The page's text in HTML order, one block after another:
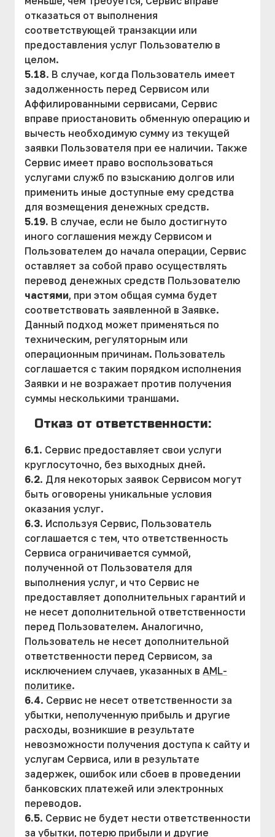
отказаться от выполнения
соответствующей транзакции или
предоставления услуг Пользователю в
целом.
5.18. В случае, когда Пользователь имеет
задолженность перед Сервисом или
Аффилированными сервисами, Сервис
вправе приостановить обменную операцию и
вычесть необходимую сумму из текущей
заявки Пользователя при ее наличии. Также
Сервис имеет право воспользоваться
услугами служб по взысканию долгов или
применить иные доступные ему средства
для возмещения денежных средств.
5.19. В случае, если не было достигнуто
иного соглашения между Сервисом и
Пользователем до начала операции, Сервис
оставляет за собой право осуществлять
перевод денежных средств Пользователю
частями, при этом общая сумма будет
соответствовать заявленной в Заявке.
Данный подход может применяться по
техническим, регуляторным или
операционным причинам. Пользователь
соглашается с таким порядком исполнения
Заявки и не возражает против получения
суммы несколькими траншами.
Отказ от ответственности:
6.1. Сервис предоставляет свои услуги
круглосуточно, без выходных дней.
6.2. Для некоторых заявок Сервисом могут
быть оговорены уникальные условия
оказания услуг.
6.3. Используя Сервис, Пользователь
соглашается с тем, что ответственность
Сервиса ограничивается суммой,
полученной от Пользователя для
выполнения услуг, и что Сервис не
предоставляет дополнительных гарантий и
не несет дополнительной ответственности
перед Пользователем. Аналогично,
Пользователь не несет дополнительной
ответственности перед Сервисом, за
исключением случаев, указанных в AML-
политике.
6.4. Сервис не несет ответственности за
убытки, неполученную прибыль и другие
расходы, возникшие в результате
невозможности получения доступа к сайту и
услугам Сервиса, или в результате
задержек, ошибок или сбоев в проведении
банковских платежей или электронных
переводов.
6.5. Сервис не будет нести ответственности
за убытки, потерю прибыли и другие